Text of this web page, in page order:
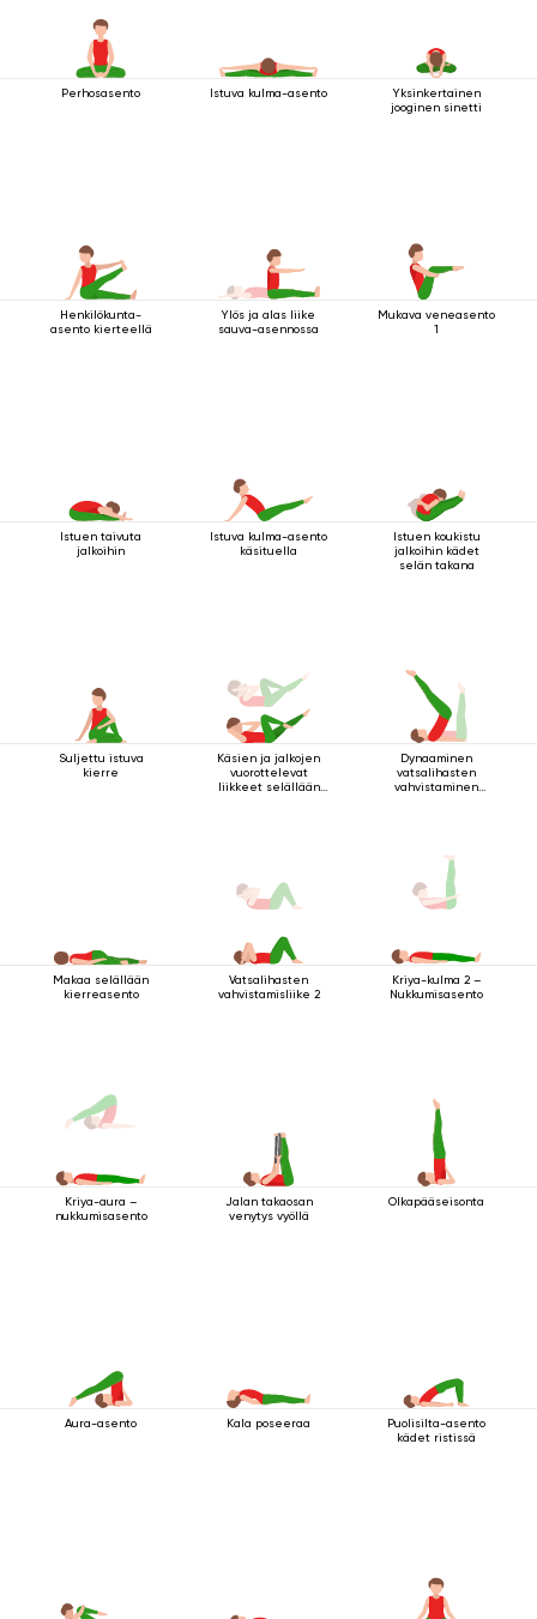
Perhosasento Istuva kulma-asento
Yksinkertainen
jooginen sinetti
Henkilökunta-
asento kierteellä
Ylös ja alas liike
sauva-asennossa
Mukava veneasento
1
Istuen taivuta
jalkoihin
Istuva kulma-asento
käsituella
Istuen koukistu
jalkoihin kädet
selän takana
Suljettu istuva
kierre
Käsien ja jalkojen
vuorottelevat
liikkeet selällään
Dynaaminen
vatsalihasten
vahvistaminen
Makaa selällään
kierreasento
Vatsalihasten
vahvistamisliike 2
Kriya-kulma 2 –
Nukkumisasento
Kriya-aura –
nukkumisasento
Jalan takaosan
venytys vyöllä
Olkapääseisonta
Aura-asento Kala poseeraa
Puolisilta-asento
kädet ristissä